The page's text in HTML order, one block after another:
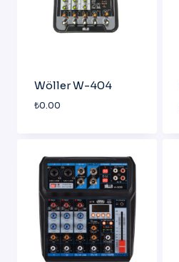
Wöller W-404
₺0.00